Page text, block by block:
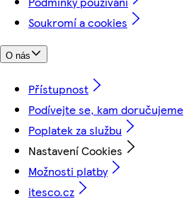
Soukromí a cookies
O nás
Přístupnost
Podívejte se, kam doručujeme
Poplatek za službu
Nastavení Cookies
Možnosti platby
itesco.cz